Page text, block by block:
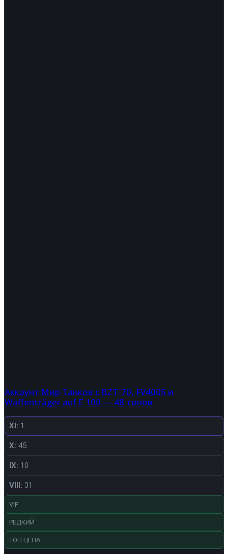
Аккаунт Мир Танков с BZT-70, FV4005 и
Waffenträger auf E 100 — 48 топов
XI: 1
X: 45
IX: 10
VIII: 31
VIP
РЕДКИЙ
ТОП ЦЕНА